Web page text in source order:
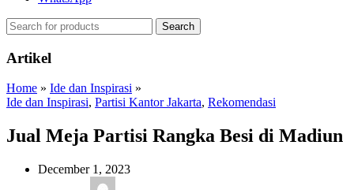
Search
Artikel
Home » Ide dan Inspirasi »
Ide dan Inspirasi, Partisi Kantor Jakarta, Rekomendasi
Jual Meja Partisi Rangka Besi di Madiun
December 1, 2023